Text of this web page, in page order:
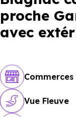
proche
avec
Commerces
Vue Fleuve